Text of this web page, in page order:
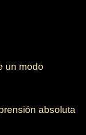
un modo
absoluta